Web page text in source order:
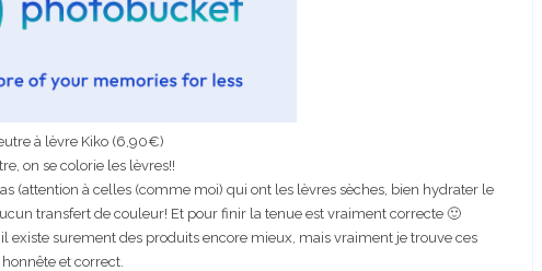
à lèvre Kiko (6,90€)
on se colorie les lèvres!!
(attention à celles (comme moi) qui ont les lèvres sèches, bien hydrater le
transfert de couleur! Et pour finir la tenue est vraiment correcte 🙂
existe surement des produits encore mieux, mais vraiment je trouve ces
et correct.